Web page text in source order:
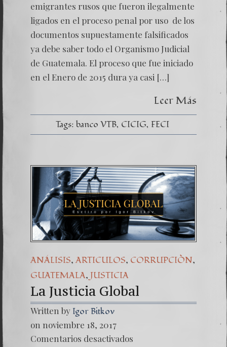
emigrantes rusos que fueron ilegalmente
ligados en el proceso penal por uso de los
documentos supuestamente falsificados
ya debe saber todo el Organismo Judicial
de Guatemala. El proceso que fue iniciado
en el Enero de 2015 dura ya casi […]
Leer Más
Tags: banco VTB CICIG FECI
ANÁLISIS, ARTICULOS, CORRUPCIÒN,
GUATEMALA, JUSTICIA
La Justicia Global
Written by Igor Bitkov
on noviembre 18, 2017
Comentarios desactivados